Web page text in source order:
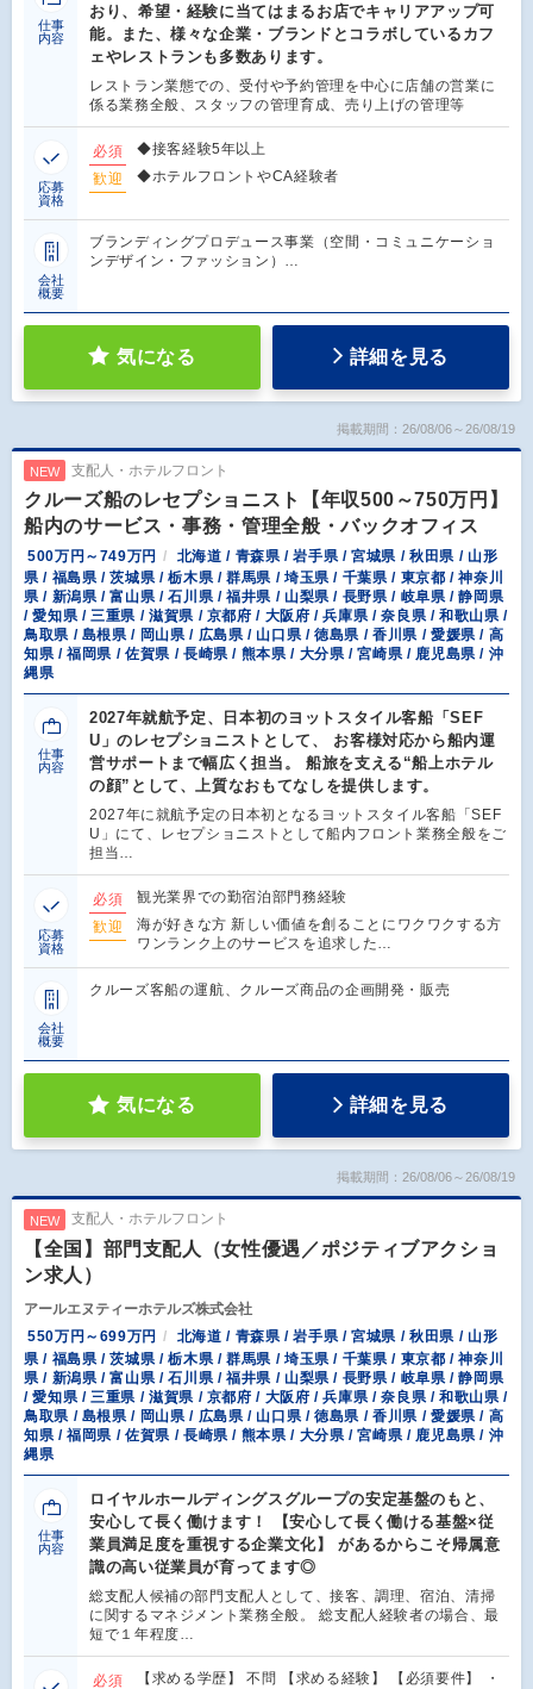
仕事
内容
おり、希望・経験に当てはまるお店でキャリアアップ可
能。また、様々な企業・ブランドとコラボしているカフ
ェやレストランも多数あります。
レストラン業態での、受付や予約管理を中心に店舗の営業に
係る業務全般、スタッフの管理育成、売り上げの管理等
応募
資格
必須
◆接客経験5年以上
歓迎
◆ホテルフロントやCA経験者
会社
概要
ブランディングプロデュース事業（空間・コミュニケーショ
ンデザイン・ファッション）…
気になる 詳細を見る
掲載期間：26/08/06～26/08/19
NEW 支配人・ホテルフロント
クルーズ船のレセプショニスト【年収500～750万円】
船内のサービス・事務・管理全般・バックオフィス
500万円～749万円
北海道 / 青森県 / 岩手県 / 宮城県 / 秋田県 / 山形
県 / 福島県 / 茨城県 / 栃木県 / 群馬県 / 埼玉県 / 千葉県 / 東京都 / 神奈川
県 / 新潟県 / 富山県 / 石川県 / 福井県 / 山梨県 / 長野県 / 岐阜県 / 静岡県
/ 愛知県 / 三重県 / 滋賀県 / 京都府 / 大阪府 / 兵庫県 / 奈良県 / 和歌山県 /
鳥取県 / 島根県 / 岡山県 / 広島県 / 山口県 / 徳島県 / 香川県 / 愛媛県 / 高
知県 / 福岡県 / 佐賀県 / 長崎県 / 熊本県 / 大分県 / 宮崎県 / 鹿児島県 / 沖
縄県
仕事
内容
2027年就航予定、日本初のヨットスタイル客船「SEF
U」のレセプショニストとして、 お客様対応から船内運
営サポートまで幅広く担当。 船旅を支える“船上ホテル
の顔”として、上質なおもてなしを提供します。
2027年に就航予定の日本初となるヨットスタイル客船「SEF
U」にて、レセプショニストとして船内フロント業務全般をご
担当…
応募
資格
必須
観光業界での勤宿泊部門務経験
歓迎
海が好きな方 新しい価値を創ることにワクワクする方
ワンランク上のサービスを追求した…
会社
概要
クルーズ客船の運航、クルーズ商品の企画開発・販売
気になる 詳細を見る
掲載期間：26/08/06～26/08/19
NEW 支配人・ホテルフロント
【全国】部門支配人（女性優遇／ポジティブアクショ
ン求人）
アールエヌティーホテルズ株式会社
550万円～699万円
北海道 / 青森県 / 岩手県 / 宮城県 / 秋田県 / 山形
県 / 福島県 / 茨城県 / 栃木県 / 群馬県 / 埼玉県 / 千葉県 / 東京都 / 神奈川
県 / 新潟県 / 富山県 / 石川県 / 福井県 / 山梨県 / 長野県 / 岐阜県 / 静岡県
/ 愛知県 / 三重県 / 滋賀県 / 京都府 / 大阪府 / 兵庫県 / 奈良県 / 和歌山県 /
鳥取県 / 島根県 / 岡山県 / 広島県 / 山口県 / 徳島県 / 香川県 / 愛媛県 / 高
知県 / 福岡県 / 佐賀県 / 長崎県 / 熊本県 / 大分県 / 宮崎県 / 鹿児島県 / 沖
縄県
仕事
内容
ロイヤルホールディングスグループの安定基盤のもと、
安心して長く働けます！ 【安心して長く働ける基盤×従
業員満足度を重視する企業文化】 があるからこそ帰属意
識の高い従業員が育ってます◎
総支配人候補の部門支配人として、接客、調理、宿泊、清掃
に関するマネジメント業務全般。 総支配人経験者の場合、最
短で１年程度…
必須 【求める学歴】 不問 【求める経験】 【必須要件】 ・